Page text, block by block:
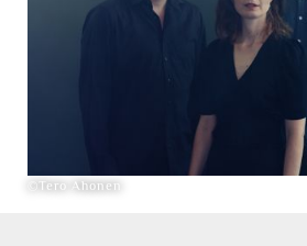
©Tero Ahonen